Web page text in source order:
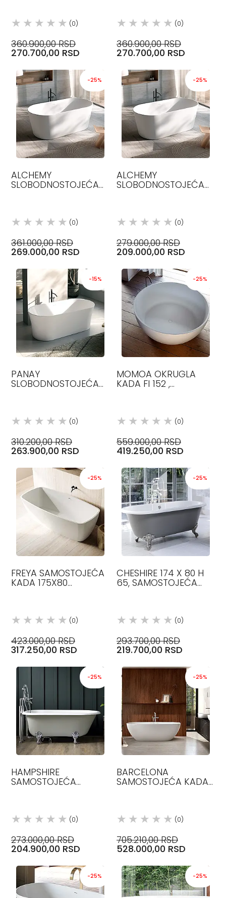
(0)
360.900,00 RSD
270.700,00 RSD
(0)
360.900,00 RSD
270.700,00 RSD
-25%
ALCHEMY
SLOBODNOSTOJEĆA
(0)
361.000,00 RSD
269.000,00 RSD
-25%
ALCHEMY
SLOBODNOSTOJEĆA
(0)
279.000,00 RSD
209.000,00 RSD
-15%
PANAY
SLOBODNOSTOJEĆA
(0)
310.200,00 RSD
263.900,00 RSD
-25%
MOMOA OKRUGLA
KADA FI 152 ,
(0)
559.000,00 RSD
419.250,00 RSD
-25%
FREYA SAMOSTOJEĆA
KADA 175X80
(0)
423.000,00 RSD
317.250,00 RSD
-25%
CHESHIRE 174 X 80 H
65, SAMOSTOJEĆA
(0)
293.700,00 RSD
219.700,00 RSD
-25%
HAMPSHIRE
SAMOSTOJEĆA
(0)
273.000,00 RSD
204.900,00 RSD
-25%
BARCELONA
SAMOSTOJEĆA KADA
(0)
705.210,00 RSD
528.000,00 RSD
-25% -25%